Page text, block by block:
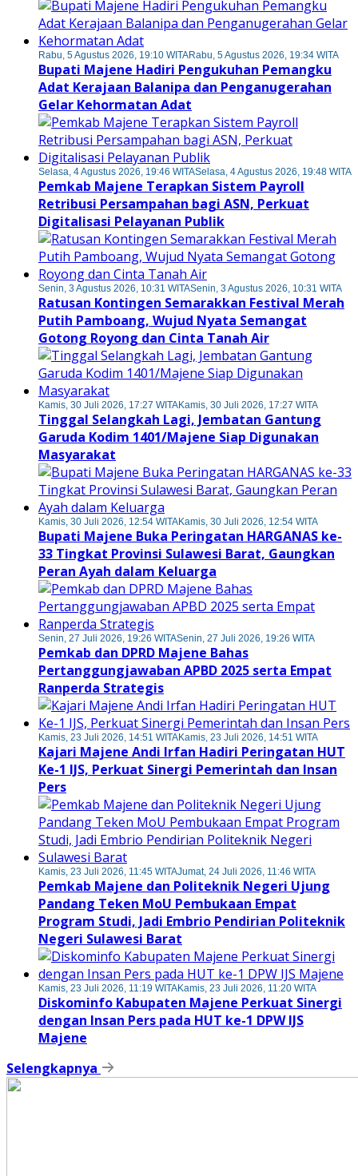
Rabu, 5 Agustus 2026, 19:10 WITARabu, 5 Agustus 2026, 19:34 WITA
Bupati Majene Hadiri Pengukuhan Pemangku
Adat Kerajaan Balanipa dan Penganugerahan
Gelar Kehormatan Adat
Selasa, 4 Agustus 2026, 19:46 WITASelasa, 4 Agustus 2026, 19:48 WITA
Pemkab Majene Terapkan Sistem Payroll
Retribusi Persampahan bagi ASN, Perkuat
Digitalisasi Pelayanan Publik
Senin, 3 Agustus 2026, 10:31 WITASenin, 3 Agustus 2026, 10:31 WITA
Ratusan Kontingen Semarakkan Festival Merah
Putih Pamboang, Wujud Nyata Semangat
Gotong Royong dan Cinta Tanah Air
Kamis, 30 Juli 2026, 17:27 WITAKamis, 30 Juli 2026, 17:27 WITA
Tinggal Selangkah Lagi, Jembatan Gantung
Garuda Kodim 1401/Majene Siap Digunakan
Masyarakat
Kamis, 30 Juli 2026, 12:54 WITAKamis, 30 Juli 2026, 12:54 WITA
Bupati Majene Buka Peringatan HARGANAS ke-
33 Tingkat Provinsi Sulawesi Barat, Gaungkan
Peran Ayah dalam Keluarga
Senin, 27 Juli 2026, 19:26 WITASenin, 27 Juli 2026, 19:26 WITA
Pemkab dan DPRD Majene Bahas
Pertanggungjawaban APBD 2025 serta Empat
Ranperda Strategis
Kamis, 23 Juli 2026, 14:51 WITAKamis, 23 Juli 2026, 14:51 WITA
Kajari Majene Andi Irfan Hadiri Peringatan HUT
Ke-1 IJS, Perkuat Sinergi Pemerintah dan Insan
Pers
Kamis, 23 Juli 2026, 11:45 WITAJumat, 24 Juli 2026, 11:46 WITA
Pemkab Majene dan Politeknik Negeri Ujung
Pandang Teken MoU Pembukaan Empat
Program Studi, Jadi Embrio Pendirian Politeknik
Negeri Sulawesi Barat
Kamis, 23 Juli 2026, 11:19 WITAKamis, 23 Juli 2026, 11:20 WITA
Diskominfo Kabupaten Majene Perkuat Sinergi
dengan Insan Pers pada HUT ke-1 DPW IJS
Majene
Selengkapnya